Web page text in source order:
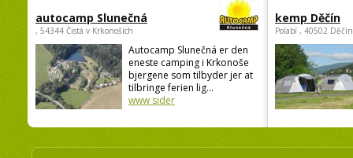
autocamp Slunečná
, 54344 Čistá v Krkonoších
Autocamp Slunečná er den
eneste camping i Krkonoše
bjergene som tilbyder jer at
tilbringe ferien lig...
www sider
kemp Děčín
Polabí , 40502 Děčín